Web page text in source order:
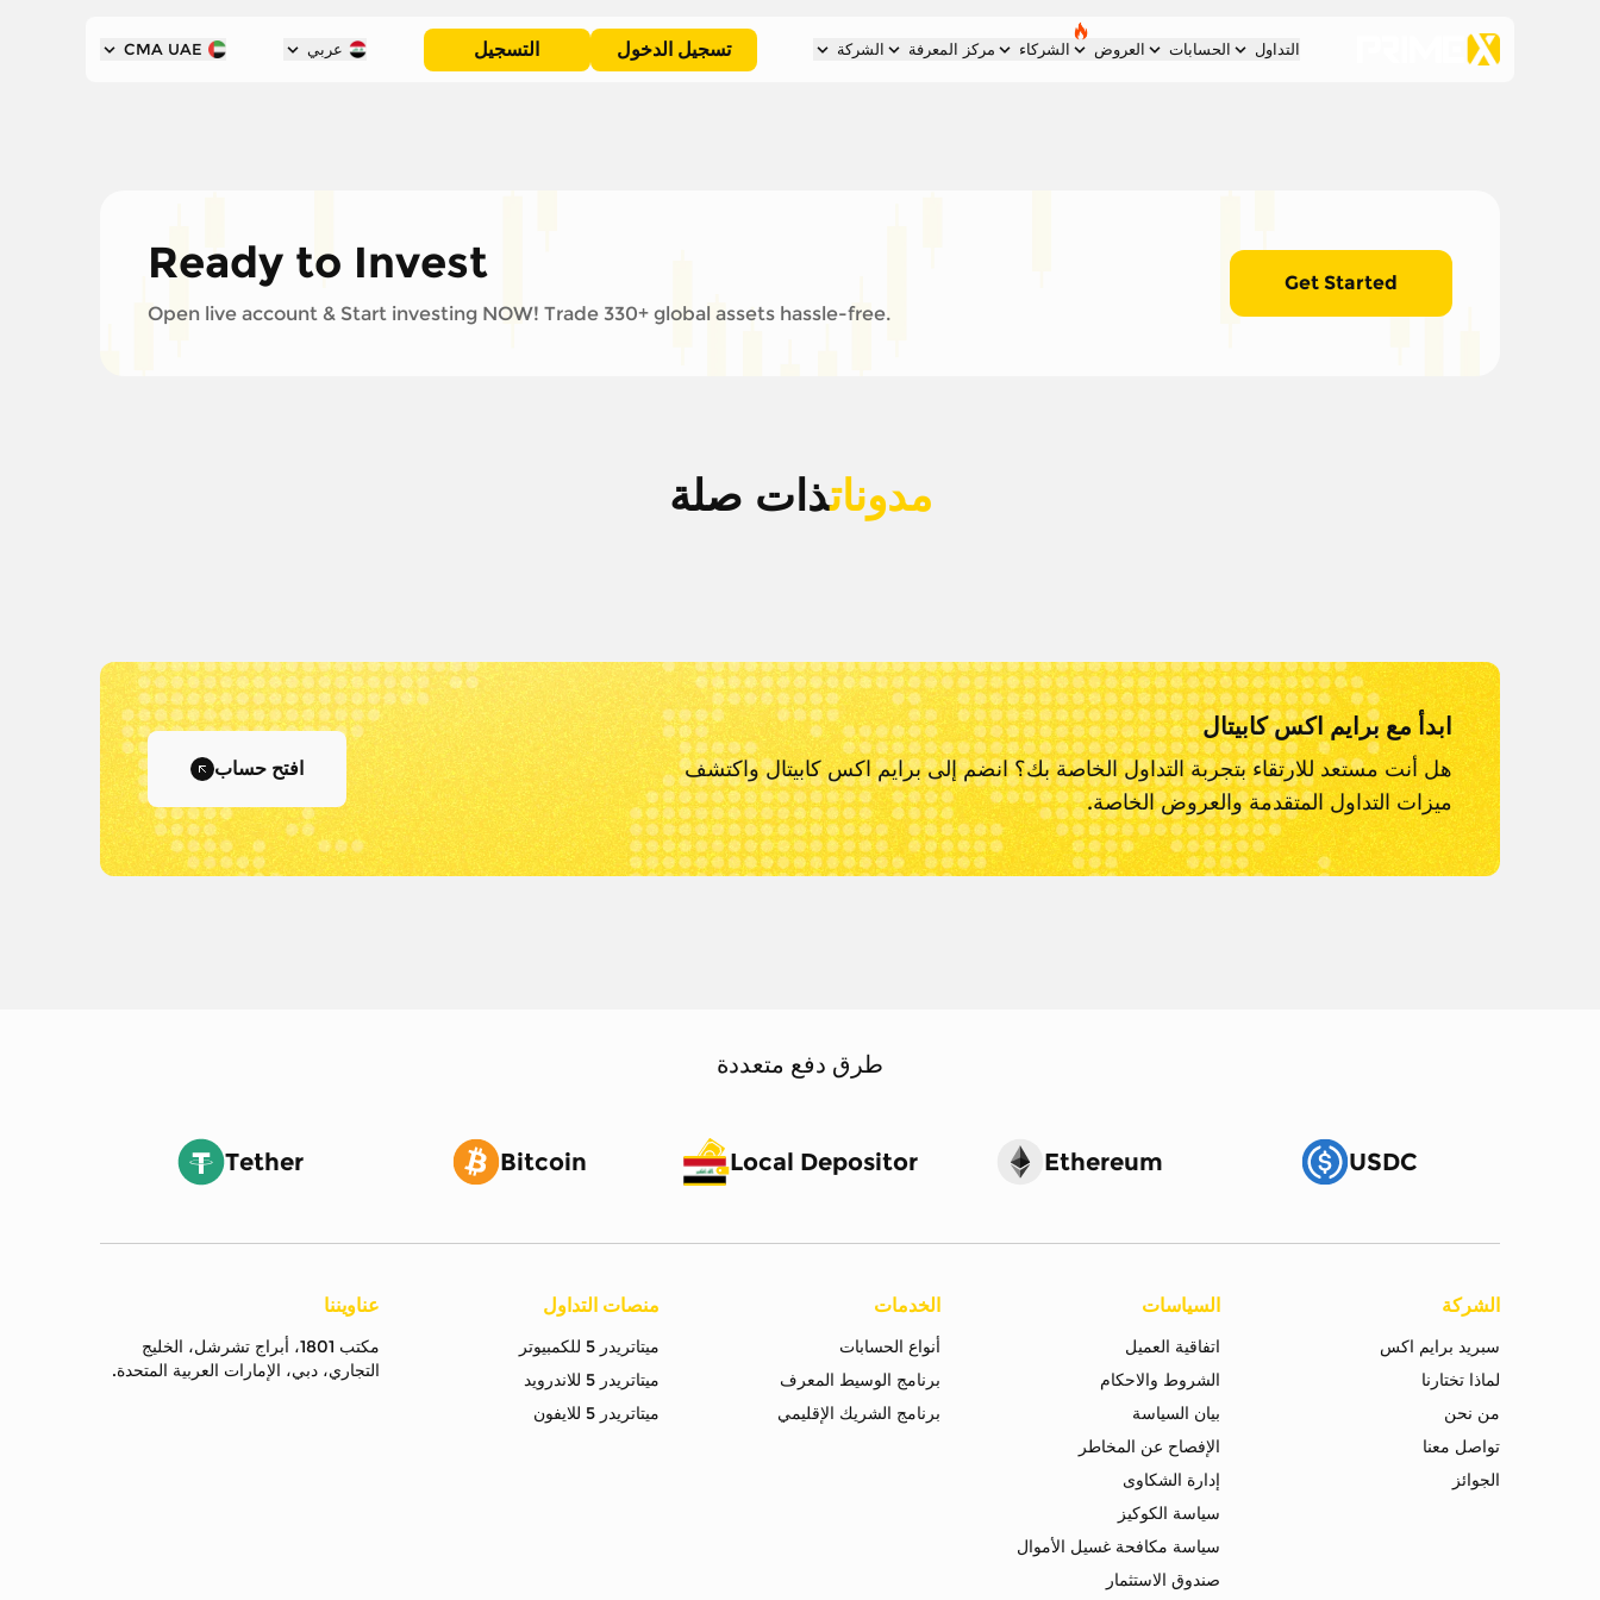
التداول الحسابات العروض الشركاء مركز المعرفة الشركة تسجيل الدخول التسجيل عربي CMA UAE
Ready to Invest
Open live account & Start investing NOW! Trade 330+ global assets hassle-free.
Get Started
مدوناتذات صلة
ابدأ مع برايم اكس كابيتال
هل أنت مستعد للارتقاء بتجربة التداول الخاصة بك؟ انضم إلى برايم اكس كابيتال واكتشف
ميزات التداول المتقدمة والعروض الخاصة.
افتح حساب
طرق دفع متعددة
Tether Bitcoin Local Depositor Ethereum USDC
الشركة
سبريد برايم اكس
لماذا تختارنا
من نحن
تواصل معنا
الجوائز
السياسات
اتفاقية العميل
الشروط والاحكام
بيان السياسة
الإفصاح عن المخاطر
إدارة الشكاوى
سياسة الكوكيز
سياسة مكافحة غسيل الأموال
صندوق الاستثمار
الخدمات
أنواع الحسابات
برنامج الوسيط المعرف
برنامج الشريك الإقليمي
منصات التداول
ميتاتريدر 5 للكمبيوتر
ميتاتريدر 5 للاندرويد
ميتاتريدر 5 للايفون
عناويننا
مكتب 1801، أبراج تشرشل، الخليج
التجاري، دبي، الإمارات العربية المتحدة.